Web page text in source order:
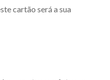
cartão será a sua